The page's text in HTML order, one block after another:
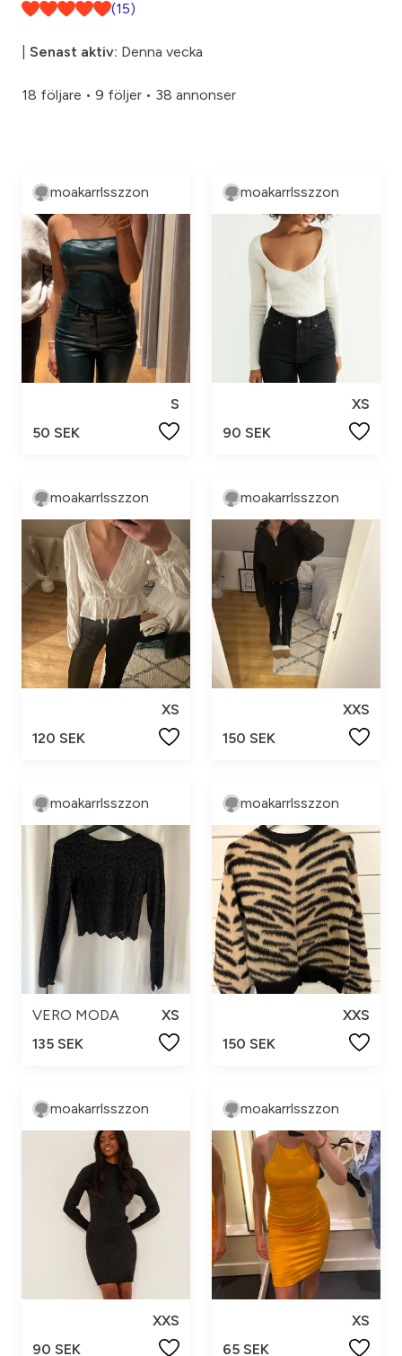
(15)
Senast aktiv: Denna vecka
18 följare • 9 följer • 38 annonser
moakarrlsszzon
S
50 SEK
moakarrlsszzon
XS
90 SEK
moakarrlsszzon
XS
120 SEK
moakarrlsszzon
XXS
150 SEK
moakarrlsszzon
VERO MODA
XS
135 SEK
moakarrlsszzon
XXS
150 SEK
moakarrlsszzon
XXS
90 SEK
moakarrlsszzon
XS
65 SEK